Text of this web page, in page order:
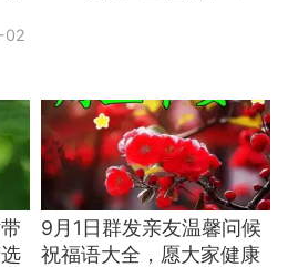
不会无缘无故给你送手
费领东西的短信，百分百是
套路，直接删掉就对了。
忙充值的陌生短信，千万别
02
9月1日群发亲友温馨问候
祝福语大全，愿大家健康